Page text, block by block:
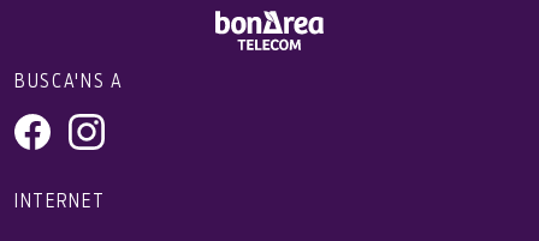
BUSCA'NS A
INTERNET